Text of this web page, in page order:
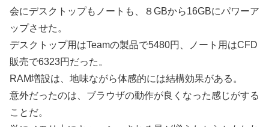
会にデスクトップもノートも、８GBから16GBにパワーア
ップさせた。
デスクトップ用はTeamの製品で5480円、ノート用はCFD
販売で6323円だった。
RAM増設は、地味ながら体感的には結構効果がある。
意外だったのは、ブラウザの動作が良くなった感じがする
ことだ。